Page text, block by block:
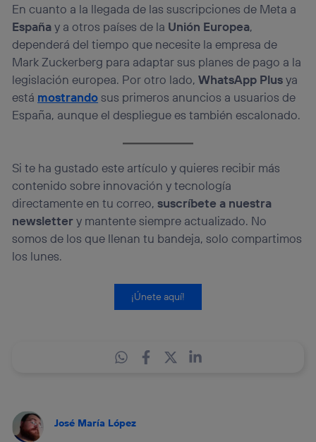
En cuanto a la llegada de las suscripciones de Meta a
Españay a otros países de la Unión Europea,
dependerá del tiempo que necesite la empresa de
Mark Zuckerberg para adaptar sus planes de pago a la
legislación europea. Por otro lado,WhatsApp Plusya
está mostrandosus primeros anuncios a usuarios de
España, aunque el despliegue es también escalonado.
Si te ha gustado este artículo y quieres recibir más
contenido sobre innovación y tecnología
directamente en tu correo,suscríbete a nuestra
newslettery mantente siempre actualizado. No
somos de los que llenan tu bandeja, solo compartimos
los lunes.
¡Únete aquí!
José María López